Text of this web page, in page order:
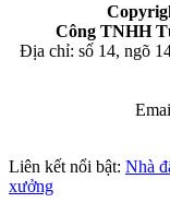
Công TNHH
Địa chỉ: số 14, ngõ
Liên kết nổi bật: Nhà
xưởng